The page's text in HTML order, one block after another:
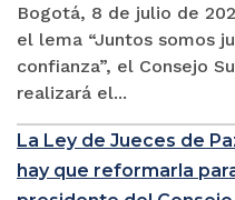
Bogotá, 8 de julio de
el lema “Juntos somos
confianza”, el Consejo
realizará el...
La Ley de Jueces de
hay que reformarla